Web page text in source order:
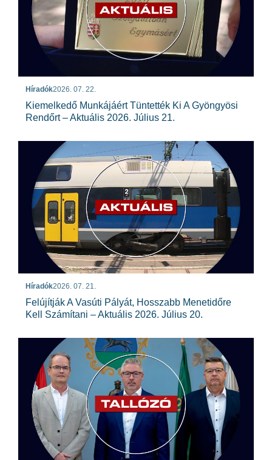
Híradók2026. 07. 22.
Kiemelkedő Munkájáért Tüntették Ki A Gyöngyösi
Rendőrt – Aktuális 2026. Július 21.
Híradók2026. 07. 21.
Felújítják A Vasúti Pályát, Hosszabb Menetidőre
Kell Számítani – Aktuális 2026. Július 20.